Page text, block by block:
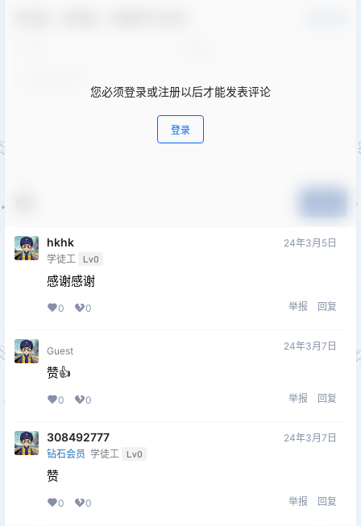
您必须登录或注册以后才能发表评论
登录
hkhk
学徒工 Lv0
24年3月5日
感谢感谢
0 0 举报 回复
Guest 24年3月7日
赞👍
0 0 举报 回复
308492777
钻石会员 学徒工 Lv0
24年3月7日
赞
0 0 举报 回复